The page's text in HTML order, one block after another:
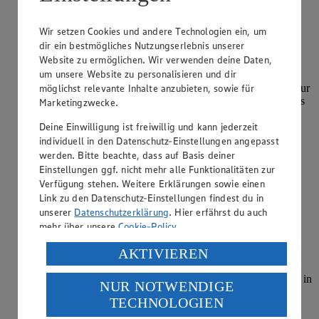
Kategorie:Fleisch & Wurst
Ein Minutensteak bezeichnet ein zartes Stück Fleisch, das
nicht mehr als einen Zentimeter dick ist. Daher braucht es nur
kurz gegrillt oder gebraten zu werden. Minutensteaks gibt es
langer Garzei…
weiterlesen
Welche Vorschriften gelten für frisches und
gefrorenes Geflügelfleisch?
Kategorie:Fleisch & Wurst
Sowohl frisches als auch gefrorenes Geflügelfleisch muss
spezielle Vorschriften erfüllen, um in den deutschen Handel
zu gelangen. Das Gesetz schreibt exakt die Temperatur vor, in
der das Geflügelfleisch gelagert werden muss, bis es zum
Verbraucher ge…
Wir setzen Cookies und andere Technologien ein, um
dir ein bestmögliches Nutzungserlebnis unserer
Website zu ermöglichen. Wir verwenden deine Daten,
um unsere Website zu personalisieren und dir
möglichst relevante Inhalte anzubieten, sowie für
Marketingzwecke.
Deine Einwilligung ist freiwillig und kann jederzeit
individuell in den Datenschutz-Einstellungen angepasst
werden. Bitte beachte, dass auf Basis deiner
Einstellungen ggf. nicht mehr alle Funktionalitäten zur
Verfügung stehen. Weitere Erklärungen sowie einen
Link zu den Datenschutz-Einstellungen findest du in
unserer Datenschutzerklärung. Hier erfährst du auch
mehr über unsereCookie-Policy.
Verarbeitung deiner personenbezogenen Daten in den
USA durch Facebook und YouTube:
Wenn du auf „Aktivieren“ klickst, willigst du im Sinne
des Art. 49 Abs. 1 Satz 1 lit. a) DSGVO ein, dass deine
AKTIVIEREN
NUR NOTWENDIGE
TECHNOLOGIEN